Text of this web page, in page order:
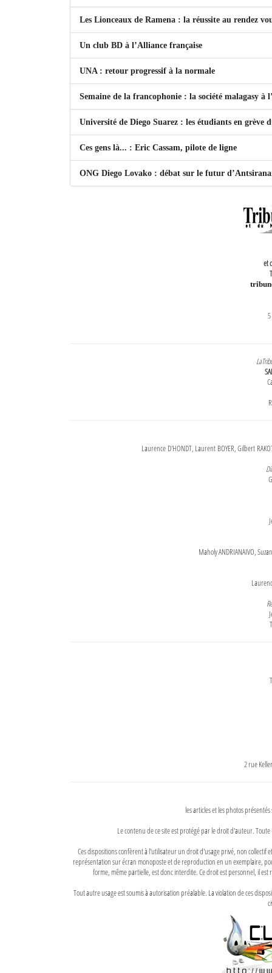
Les Lionceaux de Ramena : la réussite au rendez
Un club BD à l’Alliance française
UNA : retour progressif à la normale
Semaine de la francophonie : la société malagasy à
Université de Diego Suarez : les étudiants en grève
Ces gens là... : Eric Cassam, pilote de ligne
ONG Diego Lovako : débat sur le futur
et
Laurence D'HONDT, Laurent BOYER, Gilbert
Maholy ANDRIANAIVO,
2 rue
les articles et les photos
Le contenu de ce site est protégé par le droit d'auteur.
Ces dispositions confèrent à l'utilisateur un droit d'usage privé, non
représentation sur écran monoposte et de reproduction en un exemplaire,
forme, même partielle, est donc interdite. Ce droit est personnel, il
Tout autre usage est soumis à autorisation préalable. La violation de ces